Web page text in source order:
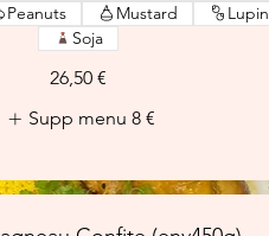
26,50 €
Peanuts Mustard
Lupin
Soja
Supp menu 8 €